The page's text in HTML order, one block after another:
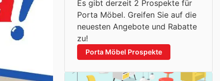
Es gibt derzeit 2 Prospekte für
Porta Möbel. Greifen Sie auf die
neuesten Angebote und Rabatte
zu!
Porta Möbel Prospekte